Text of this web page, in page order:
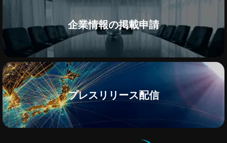
企業情報の掲載申請
プレスリリース配信